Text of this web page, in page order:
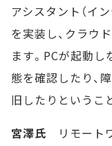
アシスタント（イ
を実装し、クラウ
ます。PCが起動
態を確認したり、
旧したりというこ
宮澤氏 リモート